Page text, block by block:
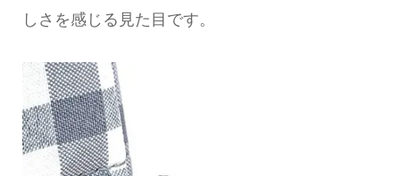
しさを感じる見た目です。